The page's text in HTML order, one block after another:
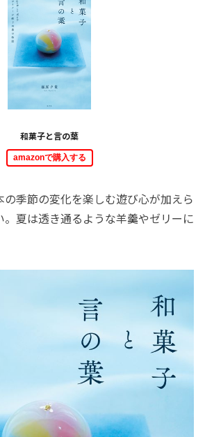
和菓子と言の葉
amazonで購入する
季節の変化を楽しむ遊び心が加えら
夏は透き通るような羊羹やゼリーに